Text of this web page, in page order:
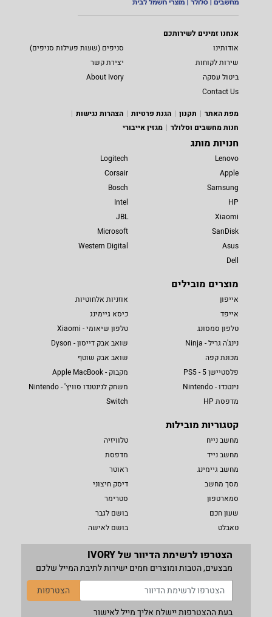
אנחנו זמינים לשירותכם
אודותינו
סניפים (שעות פעילות סניפים)
שירות לקוחות
יצירת קשר
ביטול עסקה
About Ivory
Contact Us
מפת האתר
תקנון הגנת פרטיות
הצהרות נגישות
חנות מחשבים וסלולר
מגזין אייבורי
חנויות מותג
Lenovo
Apple
Samsung
HP
Xiaomi
SanDisk
Asus
Dell
Logitech
Corsair
Bosch
Intel
JBL
Microsoft
Western Digital
מוצרים מובילים
אייפון
אייפד
טלפון סמסונג
נינג'ה גריל - Ninja
מכונת קפה
פלסטיישן 5 - PS5
נינטנדו - Nintendo
מדפסת HP
אוזניות אלחוטיות
כיסא גיימינג
טלפון שיאומי - Xiaomi
שואב אבק דייסון - Dyson
שואב אבק שוטף
מקבוק - Apple MacBook
משחק לנינטנדו סוויץ' - Nintendo
Switch
קטגוריות מובילות
מחשב נייח
מחשב נייד
מחשב גיימינג
מסך מחשב
סמארטפון
שעון חכם
טאבלט
טלוויזיה
מדפסת
ראוטר
דיסק חיצוני
סטרימר
בושם לגבר
בושם לאישה
הצטרפו לרשימת הדיוור של IVORY
מבצעים, הטבות ומוצרים חמים ישירות לתיבת המייל שלכם
הצטרפות
בעת ההצטרפות יישלח אליך מייל לאישור